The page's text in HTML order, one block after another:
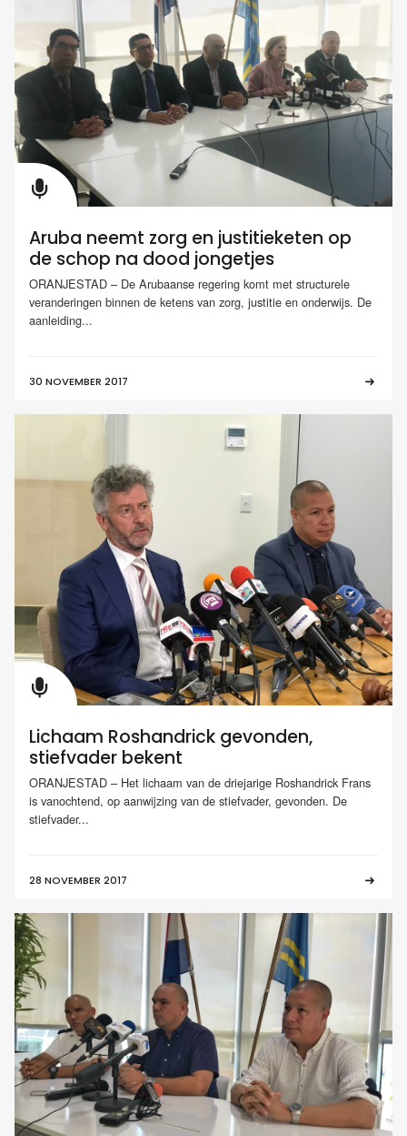
Aruba neemt zorg en justitieketen op
de schop na dood jongetjes
ORANJESTAD – De Arubaanse regering komt met structurele
veranderingen binnen de ketens van zorg, justitie en onderwijs. De
aanleiding...
30 NOVEMBER 2017
Lichaam Roshandrick gevonden,
stiefvader bekent
ORANJESTAD – Het lichaam van de driejarige Roshandrick Frans
is vanochtend, op aanwijzing van de stiefvader, gevonden. De
stiefvader...
28 NOVEMBER 2017